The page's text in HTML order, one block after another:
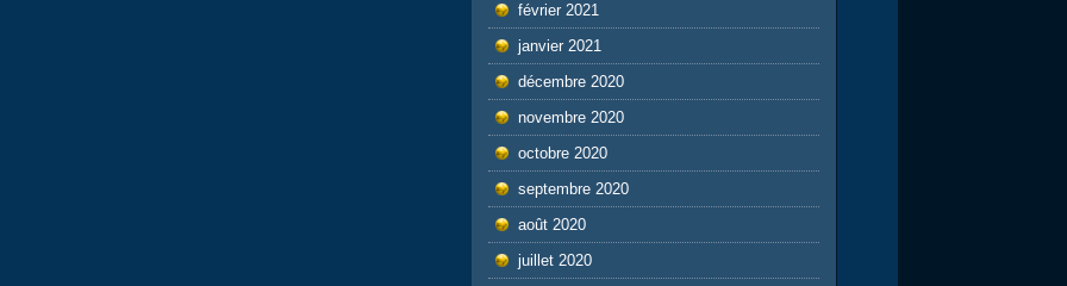
février 2021
janvier 2021
décembre 2020
novembre 2020
octobre 2020
septembre 2020
août 2020
juillet 2020